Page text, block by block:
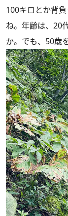
100キロとか背
ね。年齢は、20
か。でも、50歳